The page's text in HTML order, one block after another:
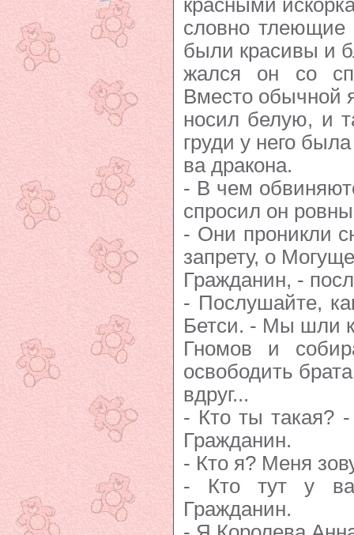
красными
словно тлеющие
были красивы и
жался он со
Вместо обычной
носил белую, и
груди у него
ва дракона.
- В чем
спросил он
- Они проникли
запрету, о
Гражданин, -
- Послушайте,
Бетси. - Мы шли
Гномов и
освободить
вдруг...
- Кто ты такая? -
Гражданин.
- Кто я? Меня
- Кто тут у
Гражданин.